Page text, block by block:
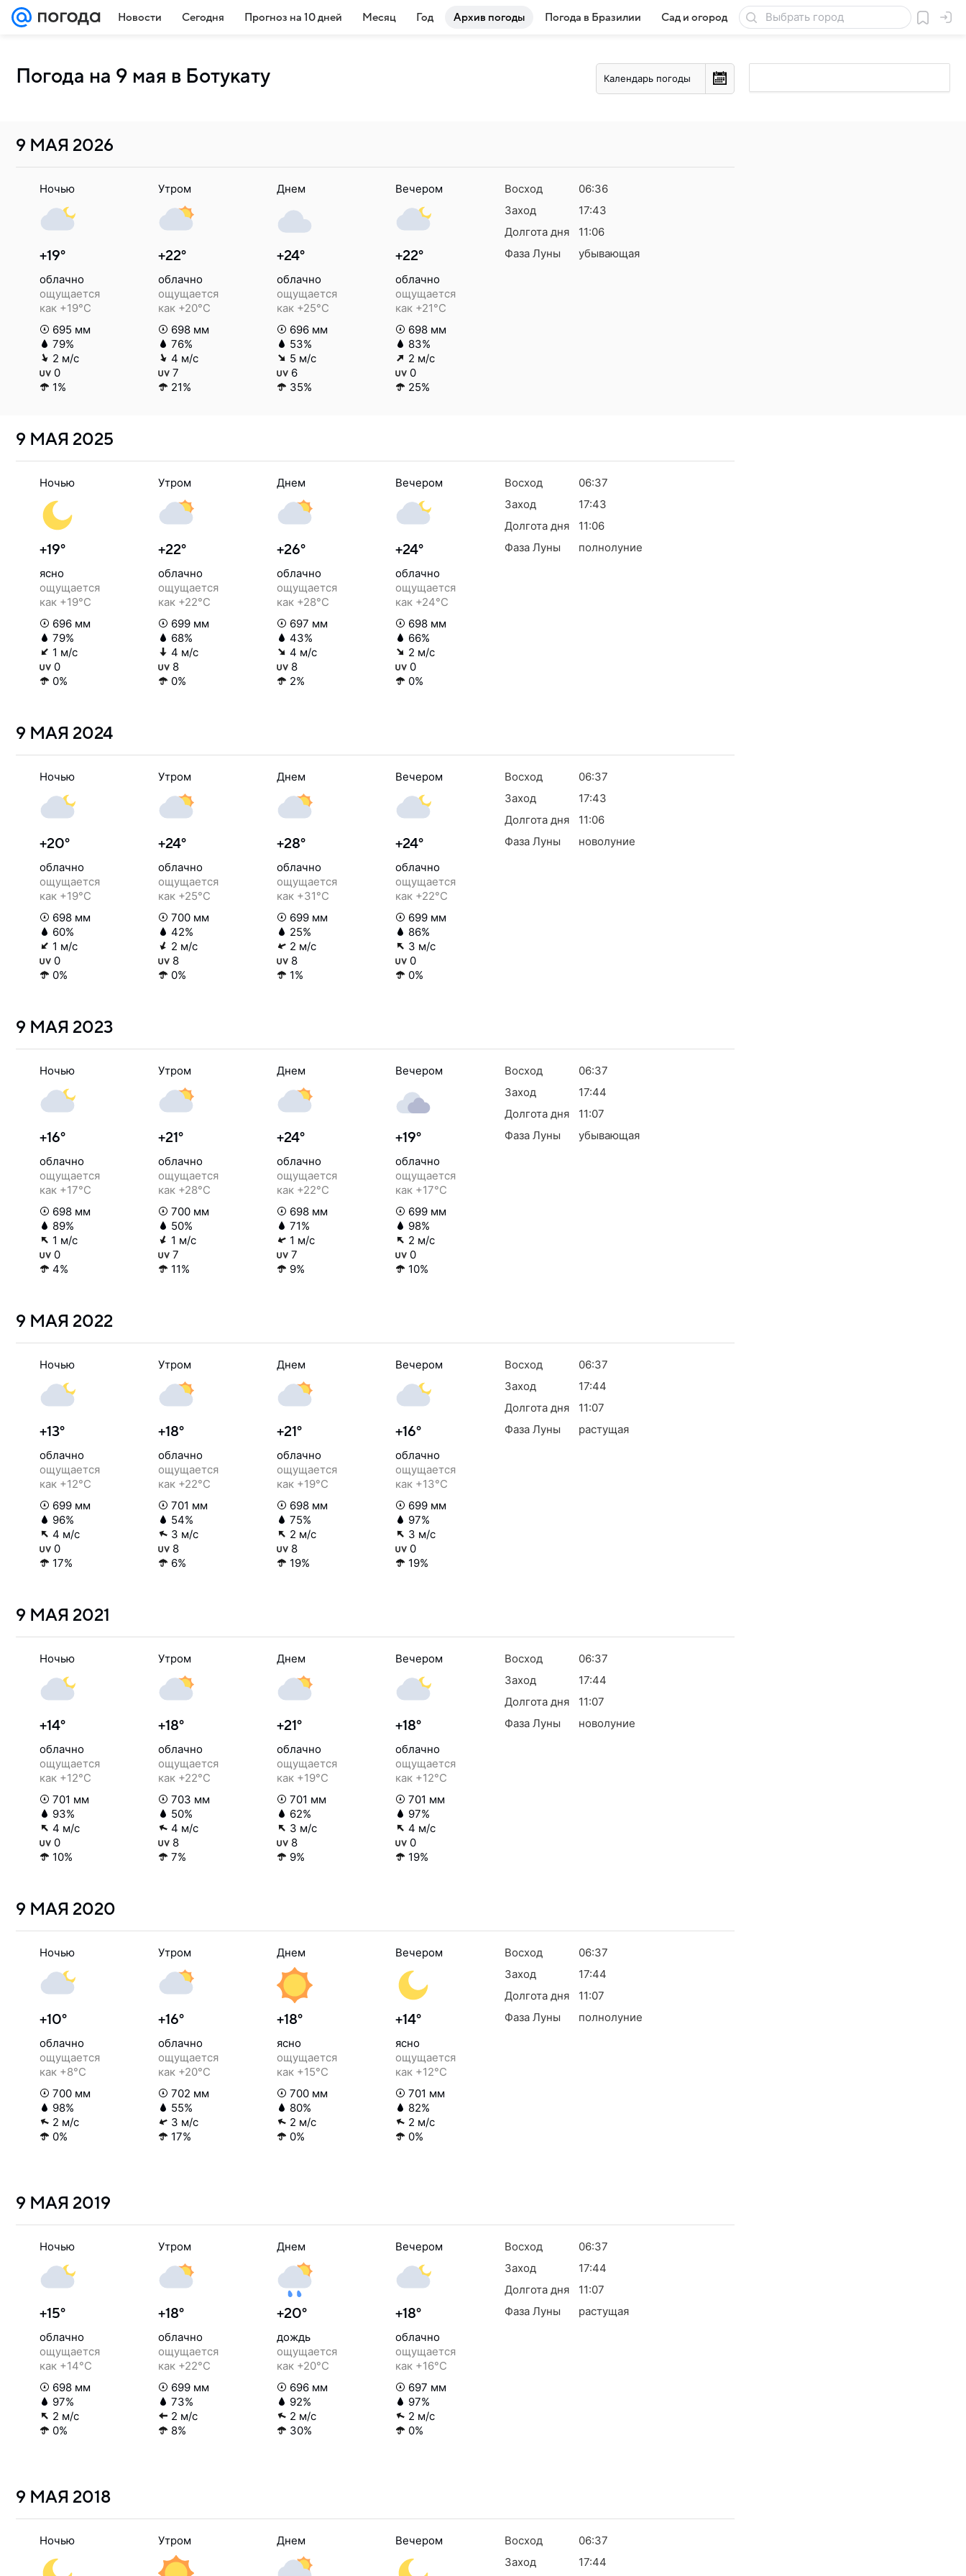
Новости Сегодня Прогноз на 10 дней Месяц Год Архив погоды Погода в Бразилии Сад и огород Товары для дачи
Погода на 9 мая в Ботукату Календарь погоды
9 МАЯ 2026
Ночью
+19°
облачно
ощущается
как +19°C
695 мм
79%
2 м/с
0
1%
Утром
+22°
облачно
ощущается
как +20°C
698 мм
76%
4 м/с
7
21%
Днем
+24°
облачно
ощущается
как +25°C
696 мм
53%
5 м/с
6
35%
Вечером
+22°
облачно
ощущается
как +21°C
698 мм
83%
2 м/с
0
25%
Восход
06:36
Заход
17:43
Долгота дня
11:06
Фаза Луны
убывающая
9 МАЯ 2025
Ночью
+19°
ясно
ощущается
как +19°C
696 мм
79%
1 м/с
0
0%
Утром
+22°
облачно
ощущается
как +22°C
699 мм
68%
4 м/с
8
0%
Днем
+26°
облачно
ощущается
как +28°C
697 мм
43%
4 м/с
8
2%
Вечером
+24°
облачно
ощущается
как +24°C
698 мм
66%
2 м/с
0
0%
Восход
06:37
Заход
17:43
Долгота дня
11:06
Фаза Луны
полнолуние
9 МАЯ 2024
Ночью
+20°
облачно
ощущается
как +19°C
698 мм
60%
1 м/с
0
0%
Утром
+24°
облачно
ощущается
как +25°C
700 мм
42%
2 м/с
8
0%
Днем
+28°
облачно
ощущается
как +31°C
699 мм
25%
2 м/с
8
1%
Вечером
+24°
облачно
ощущается
как +22°C
699 мм
86%
3 м/с
0
0%
Восход
06:37
Заход
17:43
Долгота дня
11:06
Фаза Луны
новолуние
9 МАЯ 2023
Ночью
+16°
облачно
ощущается
как +17°C
698 мм
89%
1 м/с
0
4%
Утром
+21°
облачно
ощущается
как +28°C
700 мм
50%
1 м/с
7
11%
Днем
+24°
облачно
ощущается
как +22°C
698 мм
71%
1 м/с
7
9%
Вечером
+19°
облачно
ощущается
как +17°C
699 мм
98%
2 м/с
0
10%
Восход
06:37
Заход
17:44
Долгота дня
11:07
Фаза Луны
убывающая
9 МАЯ 2022
Ночью
+13°
облачно
ощущается
как +12°C
699 мм
96%
4 м/с
0
17%
Утром
+18°
облачно
ощущается
как +22°C
701 мм
54%
3 м/с
8
6%
Днем
+21°
облачно
ощущается
как +19°C
698 мм
75%
2 м/с
8
19%
Вечером
+16°
облачно
ощущается
как +13°C
699 мм
97%
3 м/с
0
19%
Восход
06:37
Заход
17:44
Долгота дня
11:07
Фаза Луны
растущая
9 МАЯ 2021
Ночью
+14°
облачно
ощущается
как +12°C
701 мм
93%
4 м/с
0
10%
Утром
+18°
облачно
ощущается
как +22°C
703 мм
50%
4 м/с
8
7%
Днем
+21°
облачно
ощущается
как +19°C
701 мм
62%
3 м/с
8
9%
Вечером
+18°
облачно
ощущается
как +12°C
701 мм
97%
4 м/с
0
19%
Восход
06:37
Заход
17:44
Долгота дня
11:07
Фаза Луны
новолуние
9 МАЯ 2020
Ночью
+10°
облачно
ощущается
как +8°C
700 мм
98%
2 м/с
0%
Утром
+16°
облачно
ощущается
как +20°C
702 мм
55%
3 м/с
17%
Днем
+18°
ясно
ощущается
как +15°C
700 мм
80%
2 м/с
0%
Вечером
+14°
ясно
ощущается
как +12°C
701 мм
82%
2 м/с
0%
Восход
06:37
Заход
17:44
Долгота дня
11:07
Фаза Луны
полнолуние
9 МАЯ 2019
Ночью
+15°
облачно
ощущается
как +14°C
698 мм
97%
2 м/с
0%
Утром
+18°
облачно
ощущается
как +22°C
699 мм
73%
2 м/с
8%
Днем
+20°
дождь
ощущается
как +20°C
696 мм
92%
2 м/с
30%
Вечером
+18°
облачно
ощущается
как +16°C
697 мм
97%
2 м/с
0%
Восход
06:37
Заход
17:44
Долгота дня
11:07
Фаза Луны
растущая
9 МАЯ 2018
Ночью Утром Днем Вечером Восход
06:37
Заход
17:44